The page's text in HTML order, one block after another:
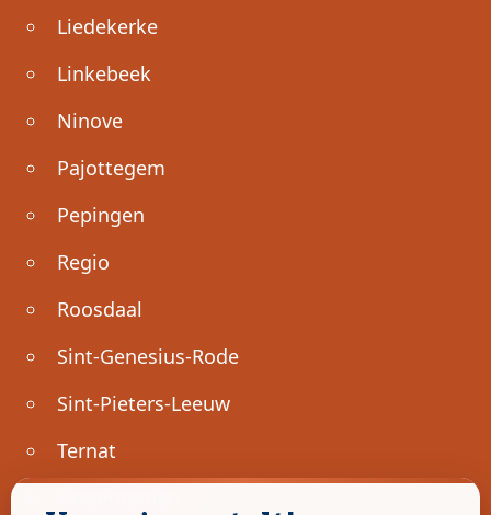
Liedekerke
Linkebeek
Ninove
Pajottegem
Pepingen
Regio
Roosdaal
Sint-Genesius-Rode
Sint-Pieters-Leeuw
Ternat